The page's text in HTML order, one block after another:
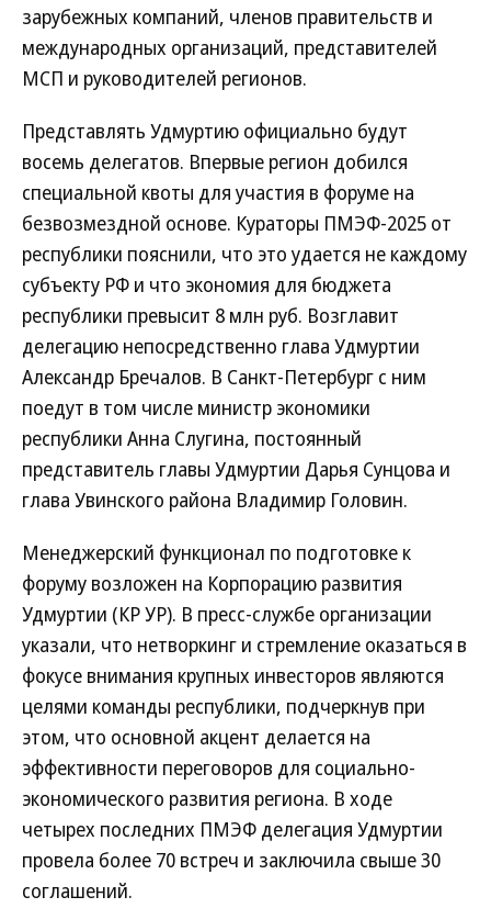
зарубежных компаний, членов правительств и
международных организаций, представителей
МСП и руководителей регионов.
Представлять Удмуртию официально будут
восемь делегатов. Впервые регион добился
специальной квоты для участия в форуме на
безвозмездной основе. Кураторы ПМЭФ-2025 от
республики пояснили, что это удается не каждому
субъекту РФ и что экономия для бюджета
республики превысит 8 млн руб. Возглавит
делегацию непосредственно глава Удмуртии
Александр Бречалов. В Санкт-Петербург с ним
поедут в том числе министр экономики
республики Анна Слугина, постоянный
представитель главы Удмуртии Дарья Сунцова и
глава Увинского района Владимир Головин.
Менеджерский функционал по подготовке к
форуму возложен на Корпорацию развития
Удмуртии (КР УР). В пресс-службе организации
указали, что нетворкинг и стремление оказаться в
фокусе внимания крупных инвесторов являются
целями команды республики, подчеркнув при
этом, что основной акцент делается на
эффективности переговоров для социально-
экономического развития региона. В ходе
четырех последних ПМЭФ делегация Удмуртии
провела более 70 встреч и заключила свыше 30
соглашений.